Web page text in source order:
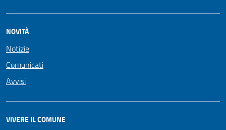
NOVITÀ
Notizie
Comunicati
Avvisi
VIVERE IL COMUNE